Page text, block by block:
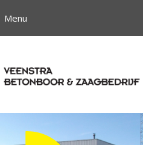
Menu